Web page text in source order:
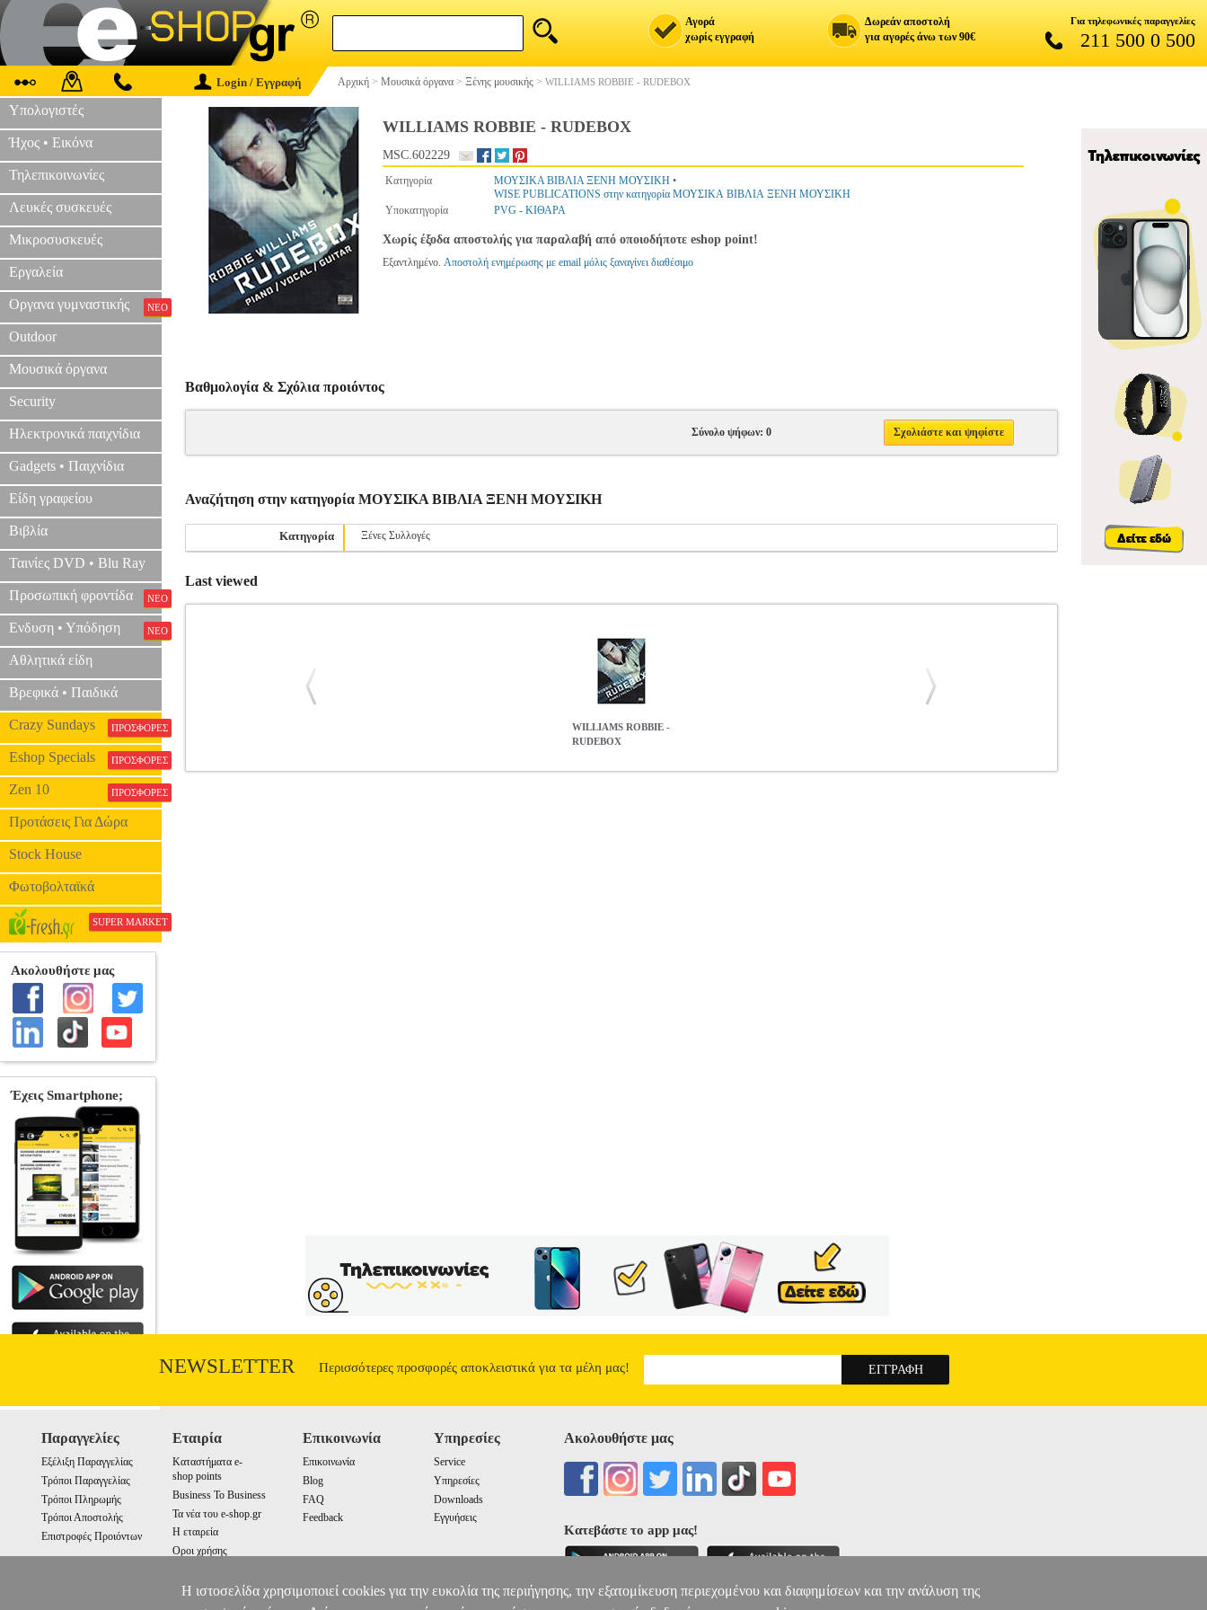
Αγορά
χωρίς εγγραφή
Δωρεάν αποστολή
για αγορές άνω των 90€
Για τηλεφωνικές παραγγελίες
211 500 0 500
Login / Εγγραφή Αρχική > Μουσικά όργανα > Ξένης μουσικής > WILLIAMS ROBBIE - RUDEBOX
Υπολογιστές
Ήχος • Εικόνα
Τηλεπικοινωνίες
Λευκές συσκευές
Μικροσυσκευές
Εργαλεία
Οργανα γυμναστικής ΝΕΟ
Outdoor
Μουσικά όργανα
Security
Ηλεκτρονικά παιχνίδια
Gadgets • Παιχνίδια
Είδη γραφείου
Βιβλία
Ταινίες DVD • Blu Ray
Προσωπική φροντίδα ΝΕΟ
Ενδυση • Υπόδηση ΝΕΟ
Αθλητικά είδη
Βρεφικά • Παιδικά
Crazy Sundays ΠΡΟΣΦΟΡΕΣ
Eshop Specials ΠΡΟΣΦΟΡΕΣ
Zen 10 ΠΡΟΣΦΟΡΕΣ
Προτάσεις Για Δώρα
Stock House
Φωτοβολταϊκά
SUPER MARKET
WILLIAMS ROBBIE - RUDEBOX
MSC.602229
Κατηγορία ΜΟΥΣΙΚΑ ΒΙΒΛΙΑ ΞΕΝΗ ΜΟΥΣΙΚΗ •
WISE PUBLICATIONS στην κατηγορία ΜΟΥΣΙΚΑ ΒΙΒΛΙΑ ΞΕΝΗ ΜΟΥΣΙΚΗ
Υποκατηγορία
PVG - ΚΙΘΑΡΑ
Χωρίς έξοδα αποστολής για παραλαβή από οποιοδήποτε eshop point!
Εξαντλημένο. Αποστολή ενημέρωσης με email μόλις ξαναγίνει διαθέσιμο
Βαθμολογία & Σχόλια προιόντος
Σύνολο ψήφων: 0 Σχολιάστε και ψηφίστε
Αναζήτηση στην κατηγορία ΜΟΥΣΙΚΑ ΒΙΒΛΙΑ ΞΕΝΗ ΜΟΥΣΙΚΗ
Κατηγορία Ξένες Συλλογές
Last viewed
WILLIAMS ROBBIE -
RUDEBOX
NEWSLETTER Περισσότερες προσφορές αποκλειστικά για τα μέλη μας!
Παραγγελίες
Εξέλιξη Παραγγελίας
Τρόποι Παραγγελίας
Τρόποι Πληρωμής
Τρόποι Αποστολής
Επιστροφές Προιόντων
Εταιρία
Καταστήματα e-
shop points
Business To Business
Τα νέα του e-shop.gr
Η εταιρεία
Οροι χρήσης
Επικοινωνία
Επικοινωνία
Blog
FAQ
Feedback
Υπηρεσίες
Service
Υπηρεσίες
Downloads
Εγγυήσεις
Ακολουθήστε μας
Κατεβάστε το app μας!
Η ιστοσελίδα χρησιμοποιεί cookies για την ευκολία της περιήγησης, την εξατομίκευση περιεχομένου και διαφημίσεων και την ανάλυση της